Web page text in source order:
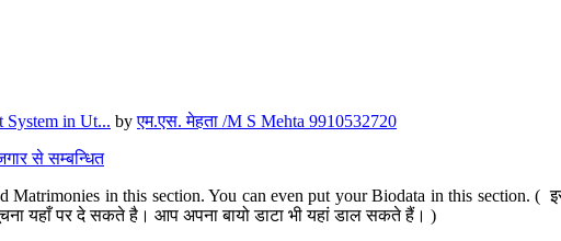
System in Ut... byएम.एस. मेहता /M S Mehta 9910532720
से सम्बन्धित
Matrimonies in this section. You can even put your Biodata in this section. (
यहाँ पर दे सकते है। आप अपना बायो डाटा भी यहां डाल सकते हैं। )